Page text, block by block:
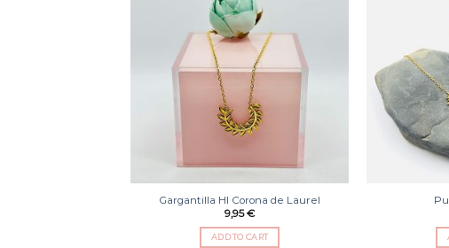
Gargantilla HI Corona de Laurel
9,95€
ADD TO CART